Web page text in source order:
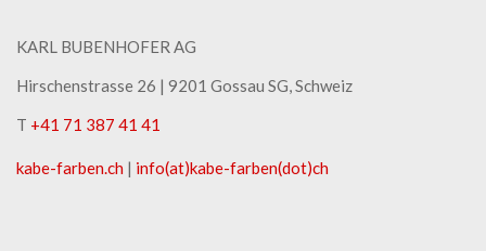
KARL BUBENHOFER AG
Hirschenstrasse 26 | ​9201 Gossau SG, Schweiz
T +41 71 387 41 41
kabe-​farben.ch | info(at)kabe-​farben(dot)ch